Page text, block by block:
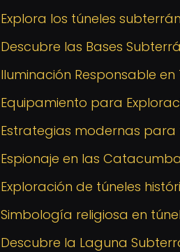
Explora los túneles
Descubre las Bases
Iluminación Responsable en
Equipamiento para
Estrategias modernas para
Espionaje en las
Exploración de túneles
Simbología religiosa en
Descubre la Laguna